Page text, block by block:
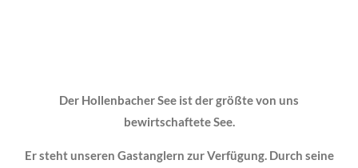
Der Hollenbacher See ist der größte von uns
bewirtschaftete See.
Er steht unseren Gastanglern zur Verfügung. Durch seine